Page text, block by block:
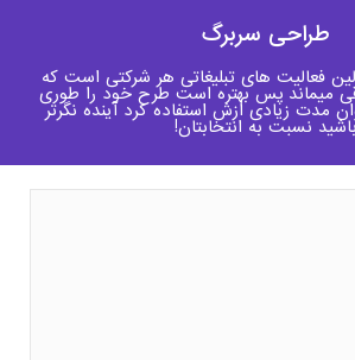
طراحی سربرگ
فعالیت های تبلیغاتی هر شرکتی است که
میماند پس بهتره است طرح خود را طوری
مدت زیادی ازش استفاده کرد آینده نگرتر
نسبت به انتخابتان!